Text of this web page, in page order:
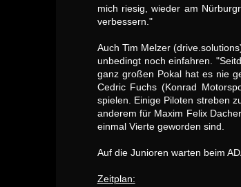
mich riesig, wieder am
verbessern."
Auch Tim Melzer
unbedingt noch einfahren.
ganz großen Pokal hat es nie
Cedric Fuchs (Konrad
spielen. Einige Piloten streben
anderem für Maxim Felix
einmal Vierte geworden sind.
Auf die Junioren warten beim
Zeitplan: